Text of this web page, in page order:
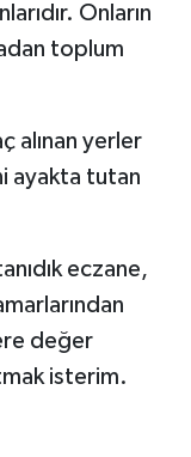
Onların
toplum
alınan yerler
ayakta tutan
eczane,
değer
isterim.